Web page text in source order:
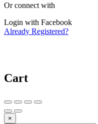
Or connect with
Login with Facebook
Already Registered?
Cart
×